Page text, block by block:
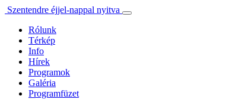
Szentendre éjjel-nappal nyitva
Rólunk
Térkép
Info
Hírek
Programok
Galéria
Programfüzet